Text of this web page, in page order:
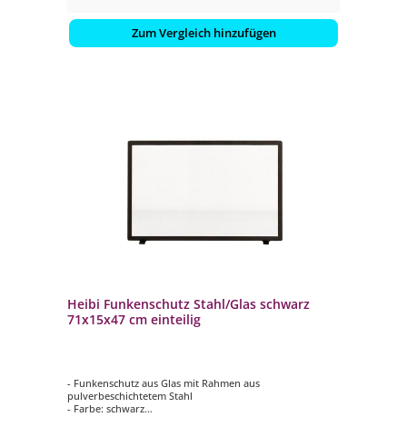
Zum Vergleich hinzufügen
Heibi Funkenschutz Stahl/Glas schwarz
71x15x47 cm einteilig
- Funkenschutz aus Glas mit Rahmen aus
pulverbeschichtetem Stahl
- Farbe: schwarz